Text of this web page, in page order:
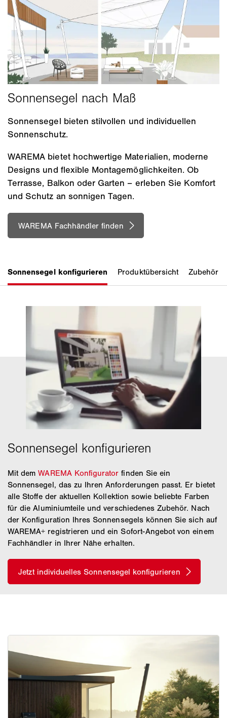
Sonnensegel bieten stilvollen und individuellen
Sonnenschutz.
WAREMA bietet hochwertige Materialien, moderne
Designs und flexible Montagemöglichkeiten. Ob
Terrasse, Balkon oder Garten – erleben Sie Komfort
und Schutz an sonnigen Tagen.
Mit demWAREMA Konfigurator finden Sie ein
Sonnensegel, das zu Ihren Anforderungen passt. Er bietet
alle Stoffe der aktuellen Kollektion sowie beliebte Farben
für die Aluminiumteile und verschiedenes Zubehör. Nach
der Konfiguration Ihres Sonnensegels können Sie sich auf
WAREMA+ registrieren und ein Sofort-Angebot von einem
Fachhändler in Ihrer Nähe erhalten.